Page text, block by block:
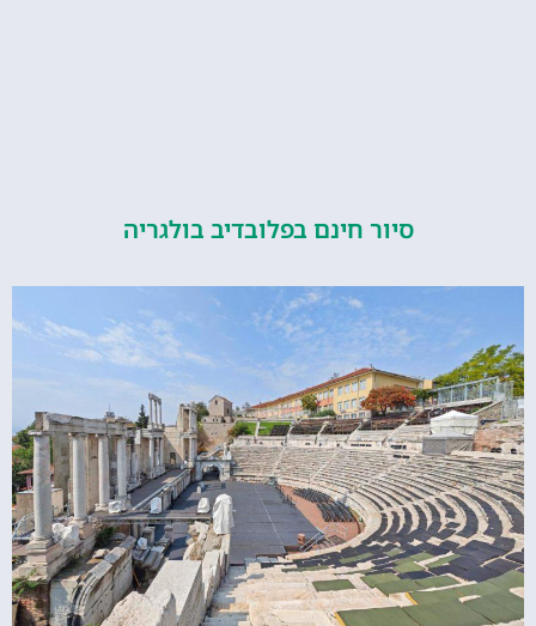
סיור חינם בפלובדיב בולגריה